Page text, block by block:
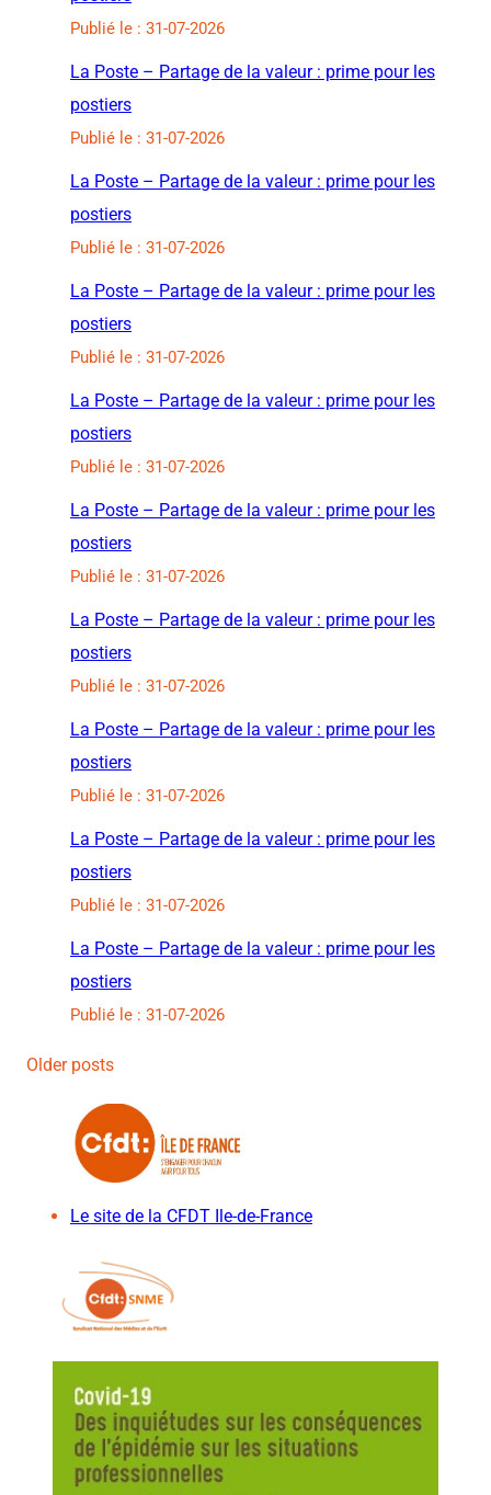
Publié le : 31-07-2026
La Poste – Partage de la valeur : prime pour les
postiers
Publié le : 31-07-2026
La Poste – Partage de la valeur : prime pour les
postiers
Publié le : 31-07-2026
La Poste – Partage de la valeur : prime pour les
postiers
Publié le : 31-07-2026
La Poste – Partage de la valeur : prime pour les
postiers
Publié le : 31-07-2026
La Poste – Partage de la valeur : prime pour les
postiers
Publié le : 31-07-2026
La Poste – Partage de la valeur : prime pour les
postiers
Publié le : 31-07-2026
La Poste – Partage de la valeur : prime pour les
postiers
Publié le : 31-07-2026
La Poste – Partage de la valeur : prime pour les
postiers
Publié le : 31-07-2026
La Poste – Partage de la valeur : prime pour les
postiers
Publié le : 31-07-2026
Older posts
Le site de la CFDT Ile-de-France